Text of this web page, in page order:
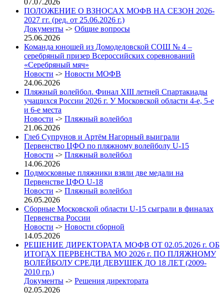
07.07.2026
ПОЛОЖЕНИЕ О ВЗНОСАХ МОФВ НА СЕЗОН 2026-
2027 гг. (ред. от 25.06.2026 г.)
Документы -> Общие вопросы
25.06.2026
Команда юношей из Домодедовской СОШ № 4 –
серебряный призер Всероссийских соревнований
«Серебряный мяч»
Новости -> Новости МОФВ
24.06.2026
Пляжный волейбол. Финал XIII летней Спартакиады
учащихся России 2026 г. У Московской области 4-е, 5-е
и 6-е места
Новости -> Пляжный волейбол
21.06.2026
Глеб Супрунов и Артём Нагорный выиграли
Первенство ЦФО по пляжному волейболу U-15
Новости -> Пляжный волейбол
14.06.2026
Подмосковные пляжники взяли две медали на
Первенстве ЦФО U-18
Новости -> Пляжный волейбол
26.05.2026
Сборные Московской области U-15 сыграли в финалах
Первенства России
Новости -> Новости сборной
14.05.2026
РЕШЕНИЕ ДИРЕКТОРАТА МОФВ ОТ 02.05.2026 г. ОБ
ИТОГАХ ПЕРВЕНСТВА МО 2026 г. ПО ПЛЯЖНОМУ
ВОЛЕЙБОЛУ СРЕДИ ДЕВУШЕК ДО 18 ЛЕТ (2009-
2010 гр.)
Документы -> Решения директората
02.05.2026